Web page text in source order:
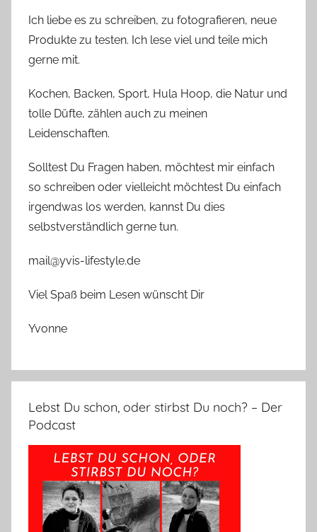
Ich liebe es zu schreiben, zu fotografieren, neue
Produkte zu testen. Ich lese viel und teile mich
gerne mit.
Kochen, Backen, Sport, Hula Hoop, die Natur und
tolle Düfte, zählen auch zu meinen
Leidenschaften.
Solltest Du Fragen haben, möchtest mir einfach
so schreiben oder vielleicht möchtest Du einfach
irgendwas los werden, kannst Du dies
selbstverständlich gerne tun.
mail@yvis-lifestyle.de
Viel Spaß beim Lesen wünscht Dir
Yvonne
Lebst Du schon, oder stirbst Du noch? – Der
Podcast